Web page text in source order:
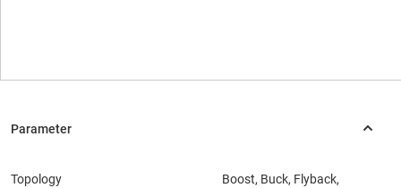
Topology
Boost, Buck, Flyback,